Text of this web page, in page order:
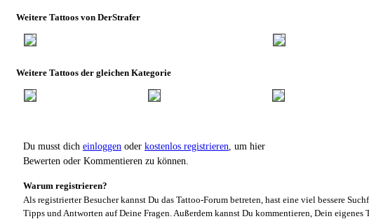
Weitere Tattoos von DerStrafer
Weitere Tattoos der gleichen Kategorie
Du musst dich einloggen oder kostenlos registrieren , um hier
Bewerten oder Kommentieren zu können.
Warum registrieren?
Als registrierter Besucher kannst Du das Tattoo-Forum betreten, hast eine viel bessere
Tipps und Antworten auf Deine Fragen. Außerdem kannst Du kommentieren, Dein eigenes